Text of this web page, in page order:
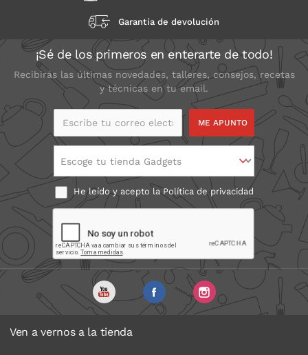
Garantía de devolución
¡Sé de los primeros en enterarte de todo!
Recibirás las últimas novedades, talleres, consejos, recetas
y técnicas en tu email.
Escribe tu correo
Escoge tu tienda Gadgets
He leído y acepto laPolítica de privacidad
Ven a vernos a la tienda